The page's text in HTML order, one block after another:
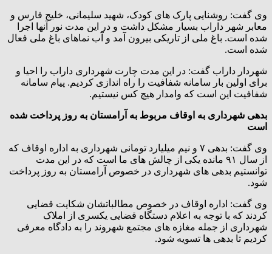
وی گفت: روشنایی پارک های کودک، شهید سلیمانی، خلیج فارس و
معابر شهر داراب بسیار مشکل داشت و در این مدت نور آنها اجرا
شده است. باغ ملی از تاریکی بیرون آمد و آب نماهای باغ ملی فعال
شده است.
شهردار داراب گفت: در این مدت چارت شهرداری داراب را احیا و
برای اولین بار سامانه شفافیت را راه اندازی کردیم. پیام سامانه
شفافیت این است که وامدار هیچ کس نیستیم.
بدهی شهرداری به اوقاف مربوط به آرامستان به روز پرداخت شده
است
وی گفت: بدهی ۷ و نیم میلیارد تومانی شهرداری به اداره اوقاف که
از سال ۹۱ مانده یکی از چالش های ما است که در این مدت
توانستیم بدهی های شهرداری در خصوص آرامستان به روز پرداخت
شود.
وی گفت: اداره اوقاف در خصوص مطالباتشان شکایت قضایی
کردند که با توجه به اعلام دستگاه قضایی یکسری از املاک
شهرداری از جمله مغازه های مجتمع شهروند را به دادگاه معرفی
کردیم تا بدهی ها تسویه شود.